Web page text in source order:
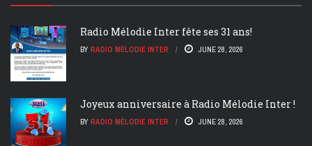
Radio Mélodie Inter fête ses 31 ans!
BY RADIO MÉLODIE INTER JUNE 28, 2026
Joyeux anniversaire à Radio Mélodie Inter !
BY RADIO MÉLODIE INTER JUNE 28, 2026